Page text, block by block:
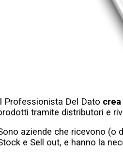
Professionista Del Dato
tramite distributori e
aziende che ricevono (o
e Sell out, e hanno la